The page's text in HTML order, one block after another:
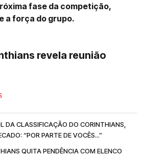
fase da competição,
a força do grupo.
revela reunião
DA CLASSIFICAÇÃO DO CORINTHIANS,
“POR PARTE DE VOCÊS...”
QUITA PENDÊNCIA COM ELENCO